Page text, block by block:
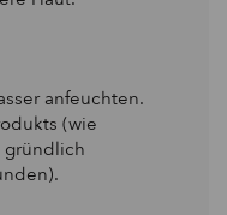
anfeuchten.
(wie
gründlich